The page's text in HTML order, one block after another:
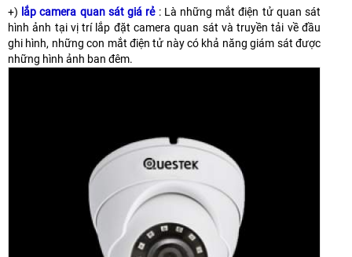
+) lắp camera quan sát giá rẻ : Là những mắt điện tử quan sát
hình ảnh tại vị trí lắp đặt camera quan sát và truyền tải về đầu
ghi hình, những con mắt điện tử này có khả năng giám sát được
những hình ảnh ban đêm.